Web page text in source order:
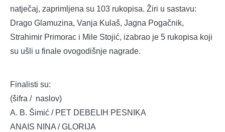
natječaj, zaprimljena su 103 rukopisa. Žiri u sastavu:
Drago Glamuzina, Vanja Kulaš, Jagna Pogačnik,
Strahimir Primorac i Mile Stojić, izabrao je 5 rukopisa koji
su ušli u finale ovogodišnje nagrade.
Finalisti su:
(šifra / naslov)
A. B. Šimić / PET DEBELIH PESNIKA
ANAIS NINA / GLORIJA